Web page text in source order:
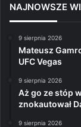
NAJNOWSZE
9 sierpnia 2026
Mateusz
UFC Vegas
9 sierpnia 2026
Aż go ze stóp
znokautował
9 sierpnia 2026